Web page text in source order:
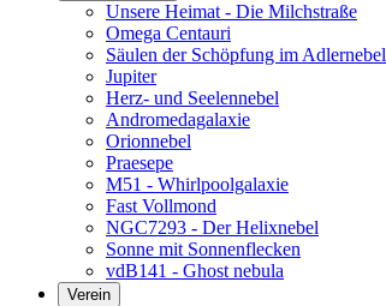
Unsere Heimat - Die Milchstraße
Omega Centauri
Säulen der Schöpfung im Adlernebel
Jupiter
Herz- und Seelennebel
Andromedagalaxie
Orionnebel
Praesepe
M51 - Whirlpoolgalaxie
Fast Vollmond
NGC7293 - Der Helixnebel
Sonne mit Sonnenflecken
vdB141 - Ghost nebula
Verein